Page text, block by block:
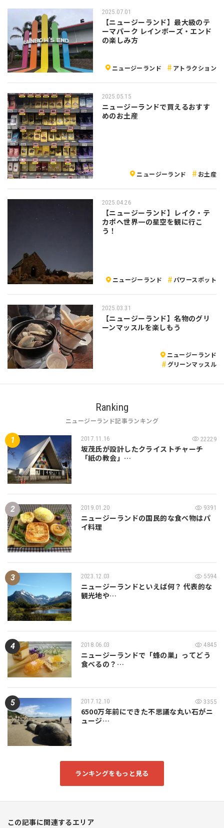
2025.07.01
【ニュージーランド】最大級のテ
ーマパーク レインボーズ・エンド
の楽しみ方
ニュージーランド アトラクション
2025.05.15
ニュージーランドで買えるおすす
めのお土産
ニュージーランド お土産
2025.04.26
【ニュージーランド】レイク・テ
カポへ世界一の星空を観に行こ
う！
ニュージーランド パワースポット
2025.03.31
【ニュージーランド】名物のグリ
ーンマッスルを楽しもう
ニュージーランド
グリーンマッスル
Ranking
ニュージーランド記事ランキング
2017.11.16 22229
坂茂氏が設計したクライストチャーチ
「紙の教会」…
2019.01.20 9391
ニュージーランドの国民的な食べ物はパ
イ料理
2023.12.03 5594
ニュージーランドといえば何？ 代表的な
観光地や…
2018.06.03 4845
ニュージーランドで「蜂の巣」ってどう
食べるの？…
2017.12.10 3355
6500万年前にできた不思議な丸い石がニ
ュージ…
ランキングをもっと見る
この記事に関連するエリア